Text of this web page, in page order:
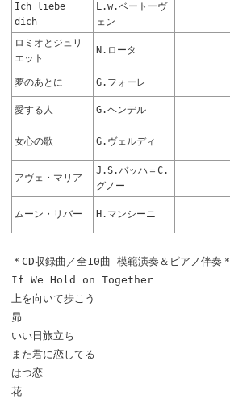
Ich liebe
dich
L.w.ベートーヴ
ェン
ロミオとジュリ
エット
N.ロータ
夢のあとに G.フォーレ
愛する人 G.ヘンデル
女心の歌 G.ヴェルディ
アヴェ・マリア
J.S.バッハ＝C.
グノー
ムーン・リバー H.マンシーニ
＊CD収録曲／全10曲 模範演奏＆ピアノ伴奏＊
If We Hold on Together
上を向いて歩こう
昴
いい日旅立ち
また君に恋してる
はつ恋
花